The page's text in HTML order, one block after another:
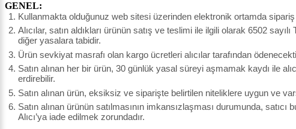
GENEL:
Kullanmakta olduğunuz web sitesi üzerinden elektronik ortamda
Alıcılar, satın aldıkları ürünün satış ve teslimi ile ilgili olarak 6502
diğer yasalara tabidir.
Ürün sevkiyat masrafı olan kargo ücretleri alıcılar tarafından
Satın alınan her bir ürün, 30 günlük yasal süreyi aşmamak kaydı ile
erdirebilir.
Satın alınan ürün, eksiksiz ve siparişte belirtilen niteliklere uygun ve
Satın alınan ürünün satılmasının imkansızlaşması durumunda,
Alıcı’ya iade edilmek zorundadır.